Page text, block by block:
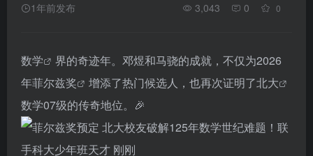
1年前发布 3,043 0 0
数学
界的奇迹年。邓煜和马骁的成就，不仅为2026
年菲尔兹奖 增添了热门候选人，也再次证明了北大
数学07级的传奇地位。🎉